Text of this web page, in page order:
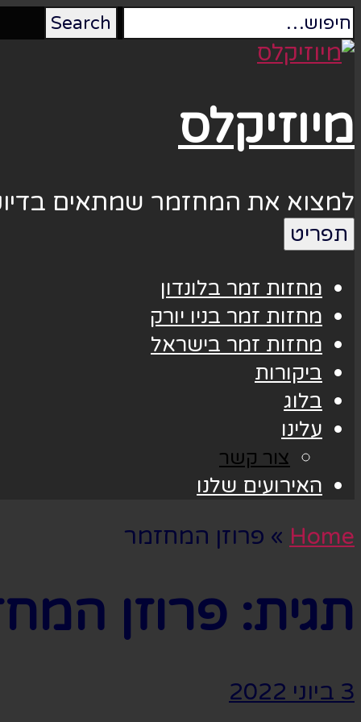
מיוזיקלס
למצוא את המחזמר שמתאים
תפריט
מחזות זמר בלונדון
מחזות זמר בניו יורק
מחזות זמר בישראל
ביקורות
בלוג
עלינו
צור קשר
האירועים שלנו
Home
» פרוזן המחזמר
תגית: פרוזן
3 ביוני 2022